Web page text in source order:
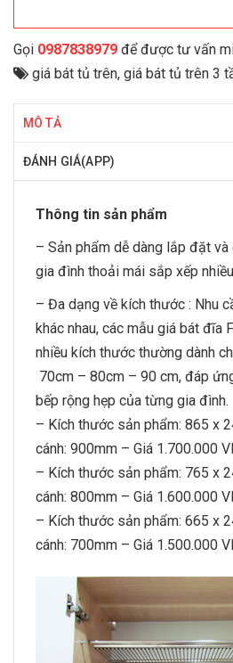
Gọi 0987838979 để được tư vấn
giá bát tủ trên, giá bát tủ trên 3
MÔ TẢ
ĐÁNH GIÁ(APP)
Thông tin sản phẩm
– Sản phẩm dễ dàng lắp đặt
gia đình thoải mái sắp xếp
– Đa dạng về kích thước : Nhu
khác nhau, các mẫu giá bát đĩa
nhiều kích thước thường dành
70cm – 80cm – 90 cm, đáp
bếp rộng hẹp của từng gia đình.
– Kích thước sản phẩm: 865 x
cánh: 900mm – Giá 1.700.000
– Kích thước sản phẩm: 765 x
cánh: 800mm – Giá 1.600.000
– Kích thước sản phẩm: 665 x
cánh: 700mm – Giá 1.500.000